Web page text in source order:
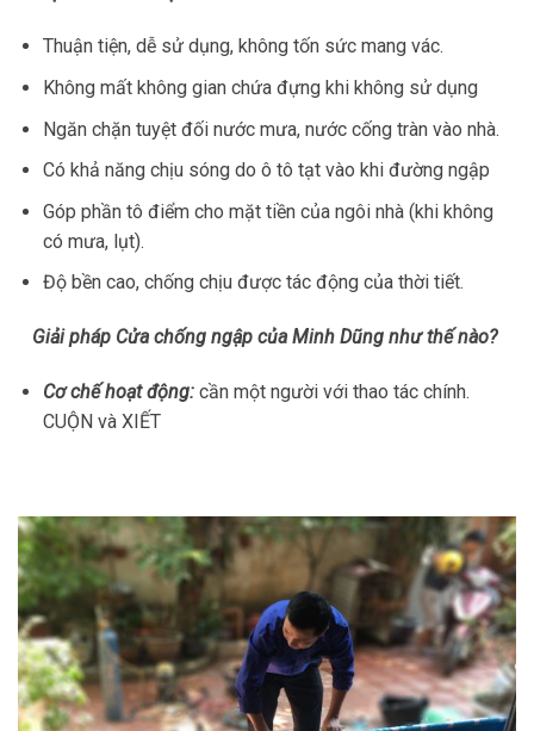
Thuận tiện, dễ sử dụng, không tốn sức mang vác.
Không mất không gian chứa đựng khi không sử dụng
Ngăn chặn tuyệt đối nước mưa, nước cống tràn vào nhà.
Có khả năng chịu sóng do ô tô tạt vào khi đường ngập
Góp phần tô điểm cho mặt tiền của ngôi nhà (khi không
có mưa, lụt).
Độ bền cao, chống chịu được tác động của thời tiết.
Giải pháp Cửa chống ngập của Minh Dũng như thế nào?
Cơ chế hoạt động:cần một người với thao tác chính.
CUỘN và XIẾT